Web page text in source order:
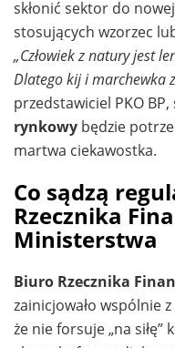
skłonić sektor do
stosujących wzorzec
„Człowiek z natury jest
Dlatego kij i marchewka
przedstawiciel PKO
rynkowy będzie
martwa ciekawostka.
Co sądzą
Rzecznika
Ministerstwa
Biuro Rzecznika
zainicjowało wspólnie
że nie forsuje „na